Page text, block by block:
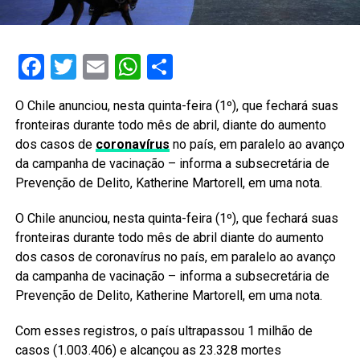
Facebook
Twitter
EmailWhatsApp
Share
O Chile anunciou, nesta quinta-feira (1º), que fechará suas
fronteiras durante todo mês de abril, diante do aumento
dos casos de coronavírus no país, em paralelo ao avanço
da campanha de vacinação – informa a subsecretária de
Prevenção de Delito, Katherine Martorell, em uma nota.
O Chile anunciou, nesta quinta-feira (1º), que fechará suas
fronteiras durante todo mês de abril diante do aumento
dos casos de coronavírus no país, em paralelo ao avanço
da campanha de vacinação – informa a subsecretária de
Prevenção de Delito, Katherine Martorell, em uma nota.
Com esses registros, o país ultrapassou 1 milhão de
casos (1.003.406) e alcançou as 23.328 mortes